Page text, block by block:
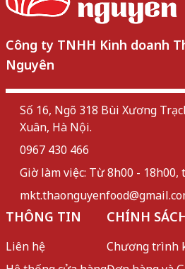
Công ty TNHH Kinh doanh
Nguyên
Số 16, Ngõ 318 Bùi Xương
Xuân, Hà Nội.
0967 430 466
Giờ làm việc: Từ 8h00 - 18h00,
THÔNG TIN
Liên hệ
CHÍNH
Chương trình